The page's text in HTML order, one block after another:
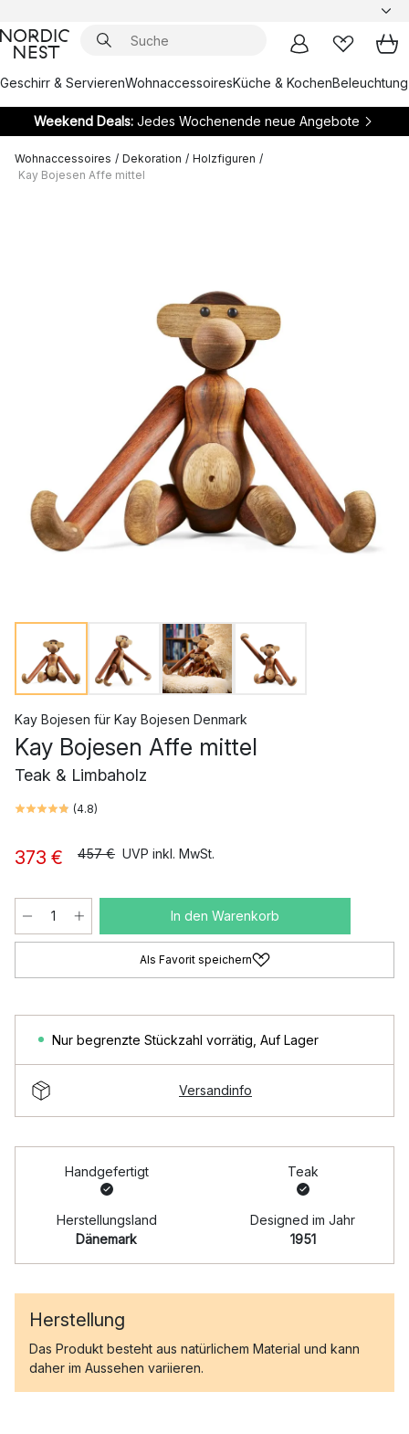
Geschirr & ServierenWohnaccessoiresKüche & KochenBeleuchtung
Weekend Deals:Jedes Wochenende neue Angebote
Wohnaccessoires / Dekoration / Holzfiguren /
Kay Bojesen Affe mittel
Kay Bojesen für Kay Bojesen Denmark
Kay Bojesen Affe mittel
Teak & Limbaholz
(4.8)
373 € 457 € UVP inkl. MwSt.
In den Warenkorb
Als Favorit speichern
Nur begrenzte Stückzahl vorrätig Auf Lager
Versandinfo
Handgefertigt Teak
Herstellungsland
Dänemark
Designed im Jahr
1951
Herstellung
Das Produkt besteht aus natürlichem Material und kann
daher im Aussehen variieren.